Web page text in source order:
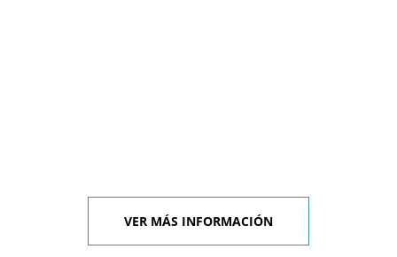
VER MÁS INFORMACIÓN